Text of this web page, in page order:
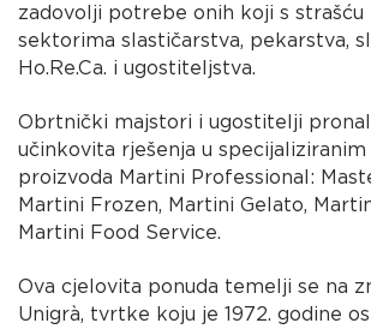
zadovolji potrebe onih koji s strašću
sektorima slastičarstva, pekarstva,
Ho.Re.Ca. i ugostiteljstva.
Obrtnički majstori i ugostitelji
učinkovita rješenja u specijaliziranim
proizvoda Martini Professional:
Martini Frozen, Martini Gelato,
Martini Food Service.
Ova cjelovita ponuda temelji se na
Unigrà, tvrtke koju je 1972. godine